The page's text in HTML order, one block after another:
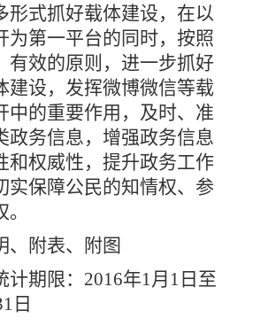
形式抓好载体建设，在以
为第一平台的同时，按照
有效的原则，进一步抓好
建设，发挥微博微信等载
中的重要作用，及时、准
政务信息，增强政务信息
和权威性，提升政务工作
实保障公民的知情权、参
附表、附图
期限：2016年1月1日至
日